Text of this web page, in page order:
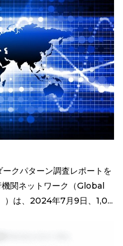
クパターン調査レポートを
関ネットワーク（Global
は、2024年7月9日、1,0...